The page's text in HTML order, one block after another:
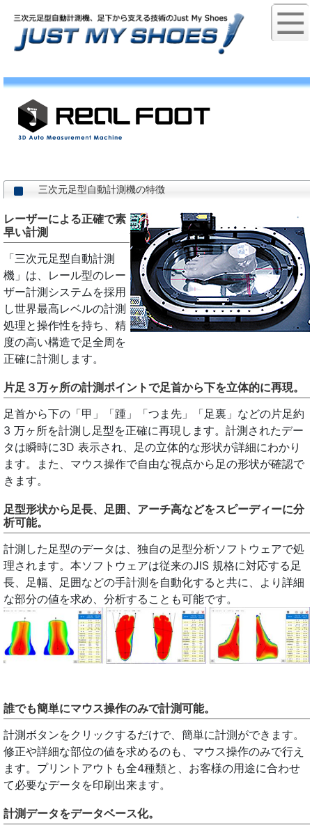
三次元足型自動計測機の特徴
レーザーによる正確で素
早い計測
「三次元足型自動計測
機」は、レール型のレー
ザー計測システムを採用
し世界最高レベルの計測
処理と操作性を持ち、精
度の高い構造で足全周を
正確に計測します。
片足３万ヶ所の計測ポイントで足首から下を立体的に再現。
足首から下の「甲」「踵」「つま先」「足裏」などの片足約
3 万ヶ所を計測し足型を正確に再現します。計測されたデー
タは瞬時に3D 表示され、足の立体的な形状が詳細にわかり
ます。また、マウス操作で自由な視点から足の形状が確認で
きます。
足型形状から足長、足囲、アーチ高などをスピーディーに分
析可能。
計測した足型のデータは、独自の足型分析ソフトウェアで処
理されます。本ソフトウェアは従来のJIS 規格に対応する足
長、足幅、足囲などの手計測を自動化すると共に、より詳細
な部分の値を求め、分析することも可能です。
誰でも簡単にマウス操作のみで計測可能。
計測ボタンをクリックするだけで、簡単に計測ができます。
修正や詳細な部位の値を求めるのも、マウス操作のみで行え
ます。プリントアウトも全4種類と、お客様の用途に合わせ
て必要なデータを印刷出来ます。
計測データをデータベース化。